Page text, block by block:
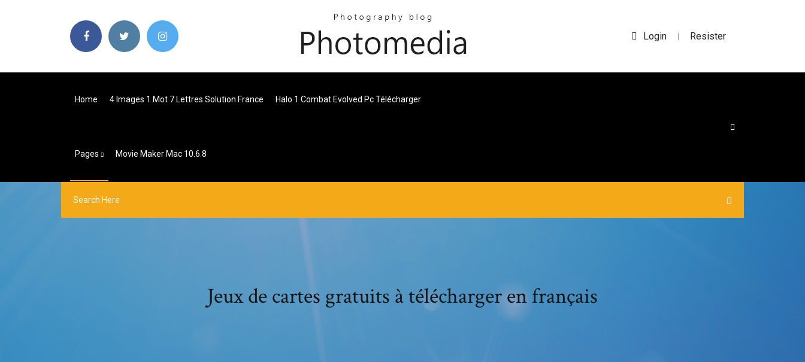
Login | Resister
Home 4 Images 1 Mot 7 Lettres Solution France Halo 1 Combat Evolved Pc Télécharger
Pages Movie Maker Mac 10.6.8
Jeux de cartes gratuits à télécharger en français